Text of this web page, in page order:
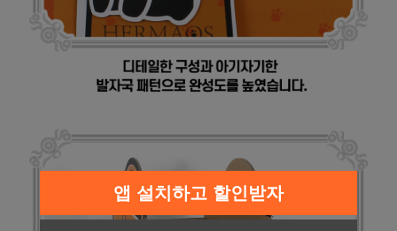
앱 설치하고 할인받자